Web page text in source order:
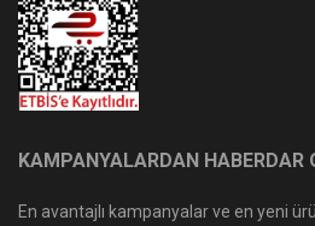
KAMPANYALARDAN HABERDAR
En avantajlı kampanyalar ve en yeni